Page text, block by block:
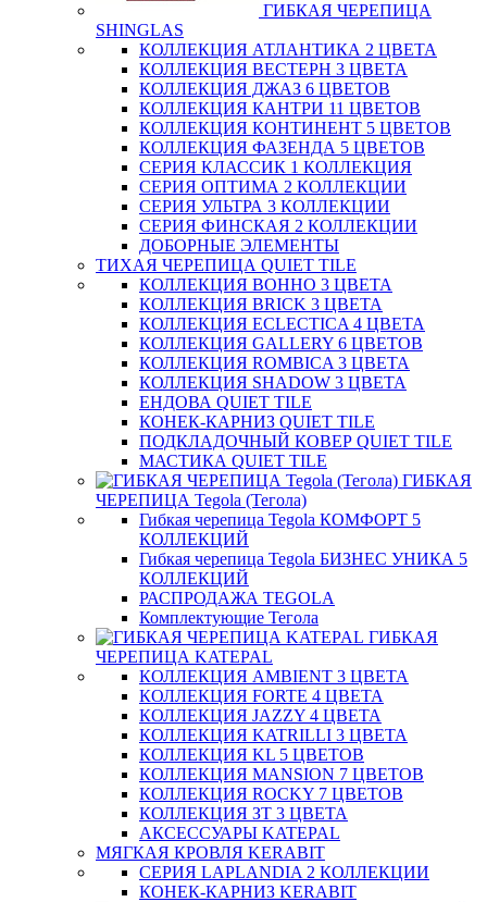
ГИБКАЯ ЧЕРЕПИЦА
SHINGLAS
КОЛЛЕКЦИЯ АТЛАНТИКА 2 ЦВЕТА
КОЛЛЕКЦИЯ ВЕСТЕРН 3 ЦВЕТА
КОЛЛЕКЦИЯ ДЖАЗ 6 ЦВЕТОВ
КОЛЛЕКЦИЯ КАНТРИ 11 ЦВЕТОВ
КОЛЛЕКЦИЯ КОНТИНЕНТ 5 ЦВЕТОВ
КОЛЛЕКЦИЯ ФАЗЕНДА 5 ЦВЕТОВ
СЕРИЯ КЛАССИК 1 КОЛЛЕКЦИЯ
СЕРИЯ ОПТИМА 2 КОЛЛЕКЦИИ
СЕРИЯ УЛЬТРА 3 КОЛЛЕКЦИИ
СЕРИЯ ФИНСКАЯ 2 КОЛЛЕКЦИИ
ДОБОРНЫЕ ЭЛЕМЕНТЫ
ТИХАЯ ЧЕРЕПИЦА QUIET TILE
КОЛЛЕКЦИЯ BOHHO 3 ЦВЕТА
КОЛЛЕКЦИЯ BRICK 3 ЦВЕТА
КОЛЛЕКЦИЯ ECLECTICA 4 ЦВЕТА
КОЛЛЕКЦИЯ GALLERY 6 ЦВЕТОВ
КОЛЛЕКЦИЯ ROMBICA 3 ЦВЕТА
КОЛЛЕКЦИЯ SHADOW 3 ЦВЕТА
ЕНДОВА QUIET TILE
КОНЕК-КАРНИЗ QUIET TILE
ПОДКЛАДОЧНЫЙ КОВЕР QUIET TILE
МАСТИКА QUIET TILE
ГИБКАЯ
ЧЕРЕПИЦА Tegola (Тегола)
Гибкая черепица Tegola КОМФОРТ 5
КОЛЛЕКЦИЙ
Гибкая черепица Tegola БИЗНЕС УНИКА 5
КОЛЛЕКЦИЙ
РАСПРОДАЖА TEGOLA
Комплектующие Тегола
ГИБКАЯ
ЧЕРЕПИЦА KATEPAL
КОЛЛЕКЦИЯ AMBIENT 3 ЦВЕТА
КОЛЛЕКЦИЯ FORTE 4 ЦВЕТА
КОЛЛЕКЦИЯ JAZZY 4 ЦВЕТА
КОЛЛЕКЦИЯ KATRILLI 3 ЦВЕТА
КОЛЛЕКЦИЯ KL 5 ЦВЕТОВ
КОЛЛЕКЦИЯ MANSION 7 ЦВЕТОВ
КОЛЛЕКЦИЯ ROCKY 7 ЦВЕТОВ
КОЛЛЕКЦИЯ ЗТ 3 ЦВЕТА
АКСЕССУАРЫ KATEPAL
МЯГКАЯ КРОВЛЯ KERABIT
СЕРИЯ LAPLANDIA 2 КОЛЛЕКЦИИ
КОНЕК-КАРНИЗ KERABIT